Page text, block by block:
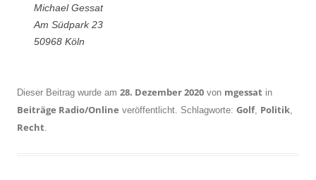
Michael Gessat
Am Südpark 23
50968 Köln
Dieser Beitrag wurde am 28. Dezember 2020 von mgessat in
Beiträge Radio/Online veröffentlicht. Schlagworte: Golf, Politik
Recht